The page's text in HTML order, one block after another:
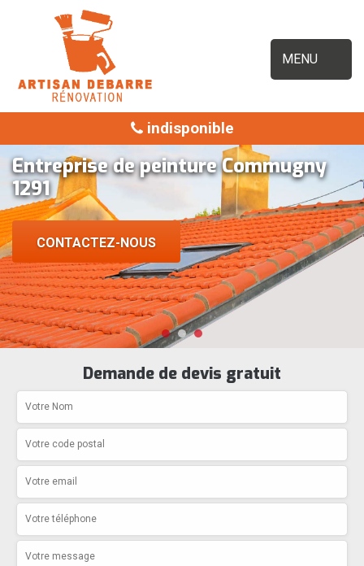
MENU
indisponible
Entreprise de peinture Commugny
1291
CONTACTEZ-NOUS
Demande de devis gratuit